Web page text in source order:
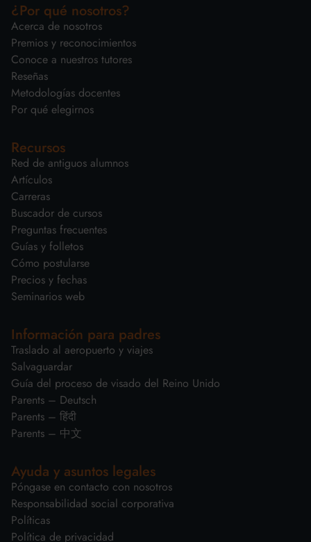
¿Por qué nosotros?
Acerca de nosotros
Premios y reconocimientos
Conoce a nuestros tutores
Reseñas
Metodologías docentes
Por qué elegirnos
Recursos
Red de antiguos alumnos
Artículos
Carreras
Buscador de cursos
Preguntas frecuentes
Guías y folletos
Cómo postularse
Precios y fechas
Seminarios web
Información para padres
Traslado al aeropuerto y viajes
Salvaguardar
Guía del proceso de visado del Reino Unido
Parents – Deutsch
Parents – हिंदी
Parents – 中文
Ayuda y asuntos legales
Póngase en contacto con nosotros
Responsabilidad social corporativa
Políticas
Política de privacidad